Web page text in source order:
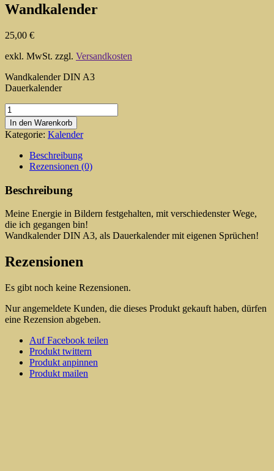
Wandkalender
25,00 €
exkl. MwSt. zzgl. Versandkosten
Wandkalender DIN A3
Dauerkalender
Wandkalender
Menge
In den Warenkorb
Kategorie: Kalender
Beschreibung
Rezensionen (0)
Beschreibung
Meine Energie in Bildern festgehalten, mit verschiedenster Wege,
die ich gegangen bin!
Wandkalender DIN A3, als Dauerkalender mit eigenen Sprüchen!
Rezensionen
Es gibt noch keine Rezensionen.
Nur angemeldete Kunden, die dieses Produkt gekauft haben, dürfen
eine Rezension abgeben.
Auf Facebook teilen
Produkt twittern
Produkt anpinnen
Produkt mailen